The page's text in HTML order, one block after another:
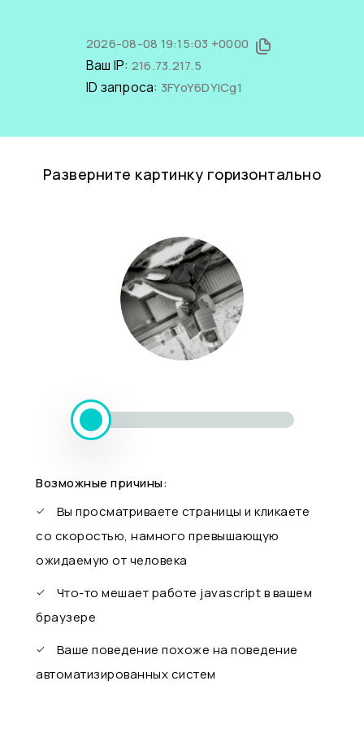
2026-08-08 19:15:03 +0000
Ваш IP: 216.73.217.5
ID запроса: 3FYoY6DYICg1
Разверните картинку горизонтально
Возможные причины:
Вы просматриваете страницы и кликаете
со скоростью, намного превышающую
ожидаемую от человека
Что-то мешает работе javascript в вашем
браузере
Ваше поведение похоже на поведение
автоматизированных систем